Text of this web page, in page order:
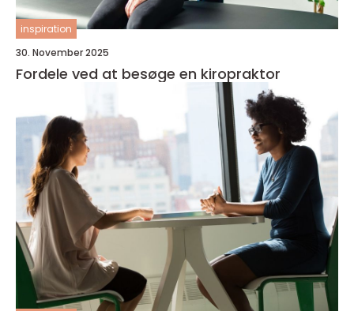
inspiration
30. November 2025
Fordele ved at besøge en kiropraktor